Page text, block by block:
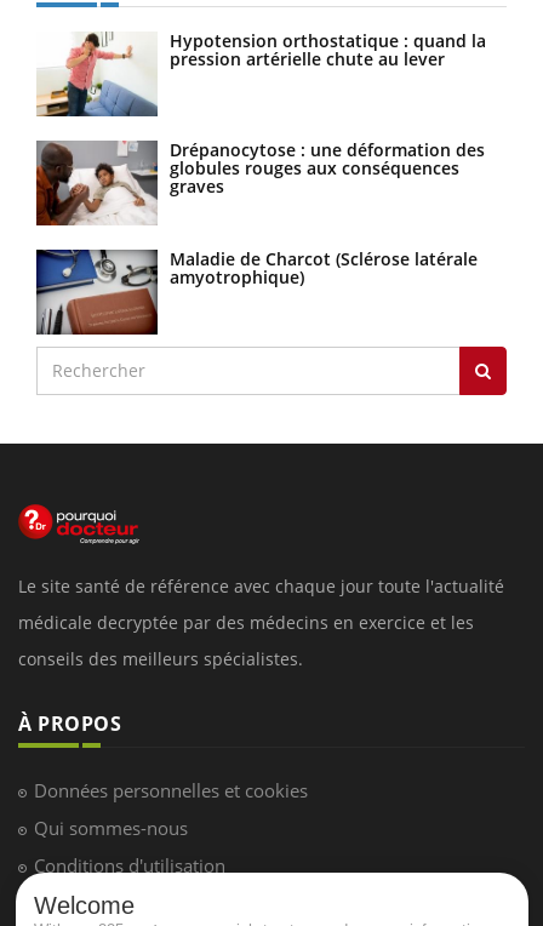
Hypotension orthostatique : quand la
pression artérielle chute au lever
Drépanocytose : une déformation des
globules rouges aux conséquences
graves
Maladie de Charcot (Sclérose latérale
amyotrophique)
Le site santé de référence avec chaque jour toute l'actualité
médicale decryptée par des médecins en exercice et les
conseils des meilleurs spécialistes.
À PROPOS
Données personnelles et cookies
Qui sommes-nous
Conditions d'utilisation
Plan du site
Welcome